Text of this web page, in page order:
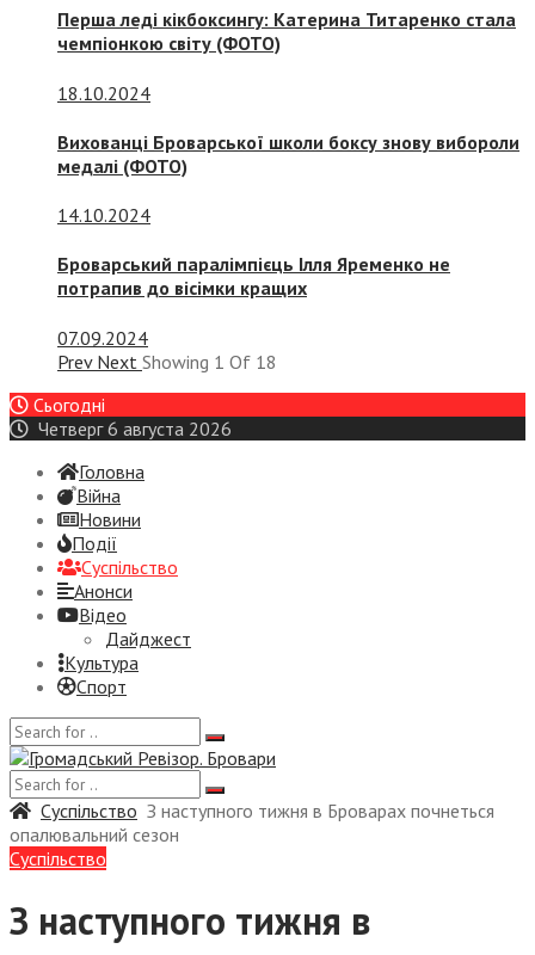
Перша леді кікбоксингу: Катерина Титаренко стала
чемпіонкою світу (ФОТО)
18.10.2024
Вихованці Броварської школи боксу знову вибороли
медалі (ФОТО)
14.10.2024
Броварський паралімпієць Ілля Яременко не
потрапив до вісімки кращих
07.09.2024
Prev Next Showing 1 Of 18
Сьогодні
Четверг 6 августа 2026
Головна
Війна
Новини
Події
Суспiльство
Анонси
Відео
Дайджест
Культура
Спорт
Суспiльство З наступного тижня в Броварах почнеться
опалювальний сезон
Суспiльство
З наступного тижня в